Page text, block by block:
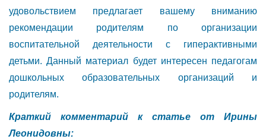
удовольствием предлагает вашему вниманию
рекомендации родителям по организации
воспитательной деятельности с гиперактивными
детьми. Данный материал будет интересен педагогам
дошкольных образовательных организаций и
родителям.
Краткий комментарий к статье от Ирины
Леонидовны: